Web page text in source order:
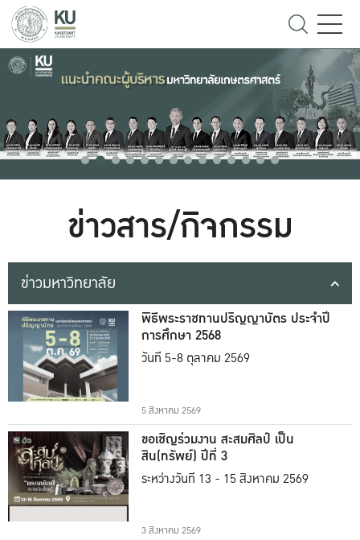
ข่าวสาร/กิจกรรม
ข่าวมหาวิทยาลัย
พิธีพระราชทานปริญญาบัตร ประจำปี
การศึกษา 2568
วันที่ 5-8 ตุลาคม 2569
5 สิงหาคม 2569
ขอเชิญร่วมงาน สะสมศิลป์ เป็น
สิน(ทรัพย์) ปีที่ 3
ระหว่างวันที่ 13 - 15 สิงหาคม 2569
3 สิงหาคม 2569